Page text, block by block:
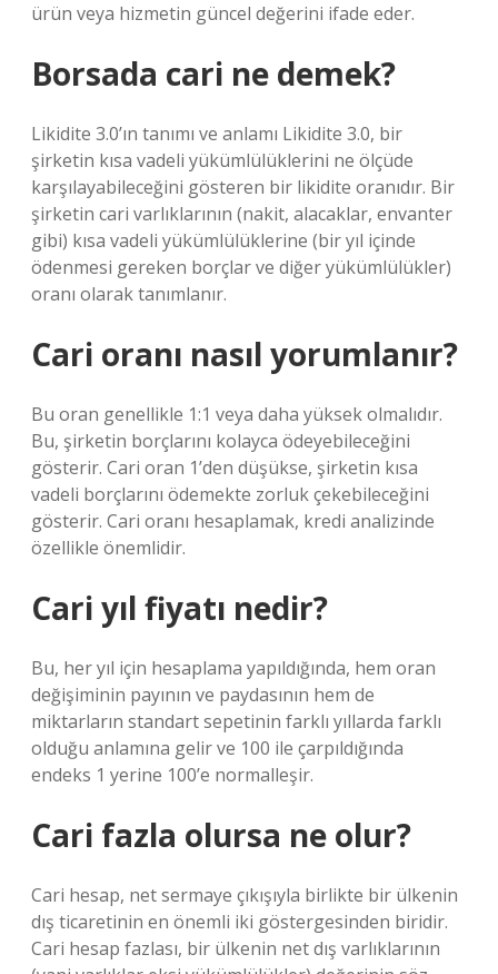
ürün veya hizmetin güncel değerini ifade eder.
Borsada cari ne demek?
Likidite 3.0’ın tanımı ve anlamı Likidite 3.0, bir
şirketin kısa vadeli yükümlülüklerini ne ölçüde
karşılayabileceğini gösteren bir likidite oranıdır. Bir
şirketin cari varlıklarının (nakit, alacaklar, envanter
gibi) kısa vadeli yükümlülüklerine (bir yıl içinde
ödenmesi gereken borçlar ve diğer yükümlülükler)
oranı olarak tanımlanır.
Cari oranı nasıl yorumlanır?
Bu oran genellikle 1:1 veya daha yüksek olmalıdır.
Bu, şirketin borçlarını kolayca ödeyebileceğini
gösterir. Cari oran 1’den düşükse, şirketin kısa
vadeli borçlarını ödemekte zorluk çekebileceğini
gösterir. Cari oranı hesaplamak, kredi analizinde
özellikle önemlidir.
Cari yıl fiyatı nedir?
Bu, her yıl için hesaplama yapıldığında, hem oran
değişiminin payının ve paydasının hem de
miktarların standart sepetinin farklı yıllarda farklı
olduğu anlamına gelir ve 100 ile çarpıldığında
endeks 1 yerine 100’e normalleşir.
Cari fazla olursa ne olur?
Cari hesap, net sermaye çıkışıyla birlikte bir ülkenin
dış ticaretinin en önemli iki göstergesinden biridir.
Cari hesap fazlası, bir ülkenin net dış varlıklarının